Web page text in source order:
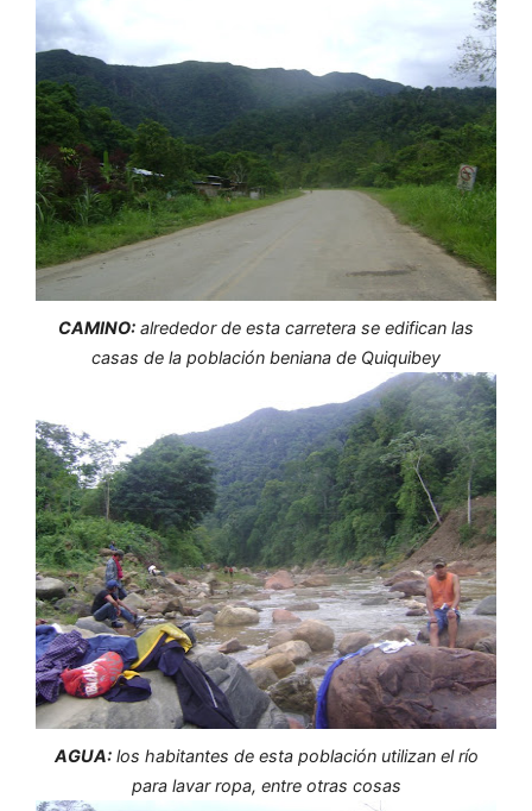
CAMINO: alrededor de esta carretera se edifican las
casas de la población beniana de Quiquibey
AGUA:los habitantes de esta población utilizan el río
para lavar ropa, entre otras cosas